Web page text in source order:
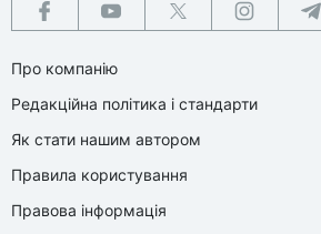
Про компанію
Редакційна політика і стандарти
Як стати нашим автором
Правила користування
Правова інформація